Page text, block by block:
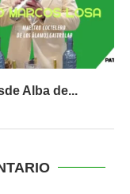
Alba de...